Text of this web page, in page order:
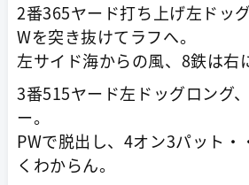
2番365ヤード打ち上げ左ドッ
Wを突き抜けてラフへ。
左サイド海からの風、8鉄は右
3番515ヤード左ドッグロング
ー。
PWで脱出し、4オン3パット・
くわからん。